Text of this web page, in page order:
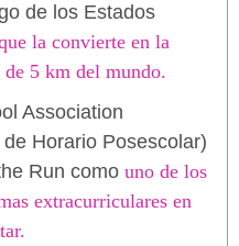
de los Estados
la convierte en la
de 5 km del mundo.
Association
Horario Posescolar)
Run como uno de los
extracurriculares en